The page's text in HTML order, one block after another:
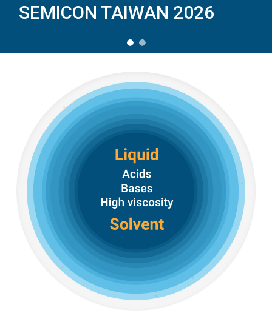
創新的流體影像檢測專家：專注於液體中汙染物的智慧
影像辨識
SEMICON TAIWAN 2026